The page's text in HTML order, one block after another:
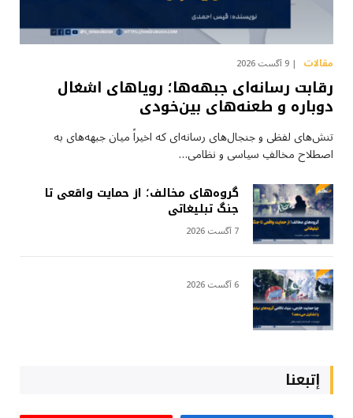
مقالات 9 آگست 2026
رقابت رسانه‌ای جبهه‌ها؛ رویاهای اشغال
دوباره و طعنه‌های بین‌خودی
تنش‌های لفظی و جنجال‌های رسانه‌ای که اخیراً میان جبهه‌های به
اصطلاح مخالفِ سیاسی و نظامی…
گروه‌های مخالف؛ از حمایت واقعی تا
جنگ تبلیغاتی
7 آگست 2026
6 آگست 2026
إتبعنا